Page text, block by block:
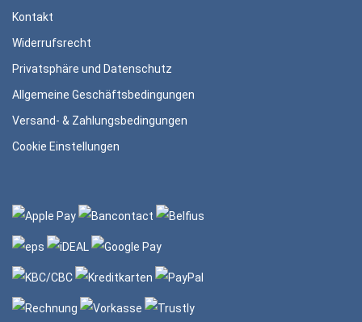
Kontakt
Widerrufsrecht
Privatsphäre und Datenschutz
Allgemeine Geschäftsbedingungen
Versand- & Zahlungsbedingungen
Cookie Einstellungen